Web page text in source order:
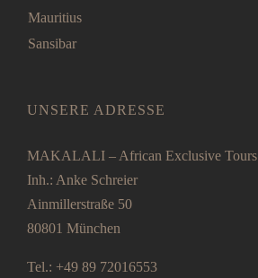
Mauritius
Sansibar
UNSERE ADRESSE
MAKALALI – African Exclusive Tours
Inh.: Anke Schreier
Ainmillerstraße 50
80801 München
Tel.: +49 89 72016553